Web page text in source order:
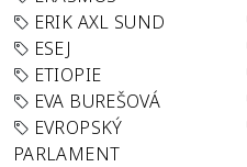
ERIK AXL SUND
ESEJ
ETIOPIE
EVA BUREŠOVÁ
EVROPSKÝ
PARLAMENT